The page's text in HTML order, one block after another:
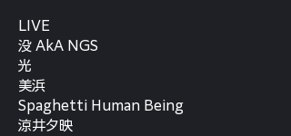
LIVE
没 AkA NGS
光
美浜
Spaghetti Human Being
涼井夕映